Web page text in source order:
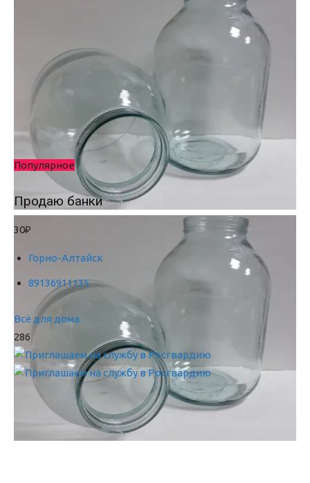
Популярное
Продаю банки
30₽
Горно-Алтайск
89136911135
Всё для дома
286